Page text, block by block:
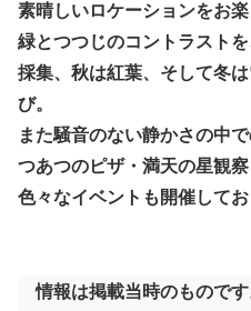
素晴しいロケーションをお
緑とつつじのコントラスト
採集、秋は紅葉、そして冬
び。
また騒音のない静かさの中
つあつのピザ・満天の星観
色々なイベントも開催してお
情報は掲載当時のもので